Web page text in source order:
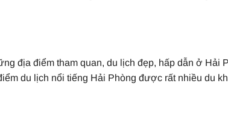
địa điểm tham quan, du lịch đẹp, hấp dẫn ở Hải
du lịch nổi tiếng Hải Phòng được rất nhiều du